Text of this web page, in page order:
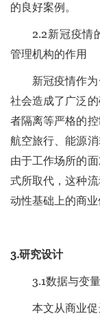
的良好案例。
2.2新冠疫情
管理机构的作用
新冠疫情作
社会造成了广泛
者隔离等严格的
航空旅行、能源
由于工作场所的
式所取代，这种
动性基础上的商业
3.研究设计
3.1数据与变量
本文从商业